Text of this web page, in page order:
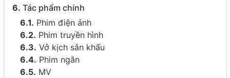
6. Tác phẩm chính
6.1. Phim điện ảnh
6.2. Phim truyền hình
6.3. Vở kịch sân khấu
6.4. Phim ngắn
6.5. MV